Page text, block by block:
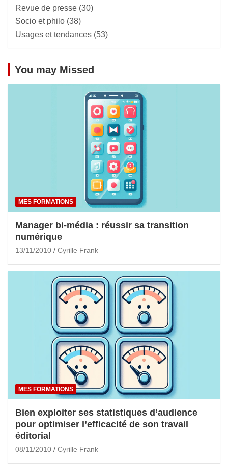
Revue de presse (30)
Socio et philo (38)
Usages et tendances (53)
You may Missed
MES FORMATIONS
Manager bi-média : réussir sa transition
numérique
13/11/2010 Cyrille Frank
MES FORMATIONS
Bien exploiter ses statistiques d’audience
pour optimiser l’efficacité de son travail
éditorial
08/11/2010 Cyrille Frank